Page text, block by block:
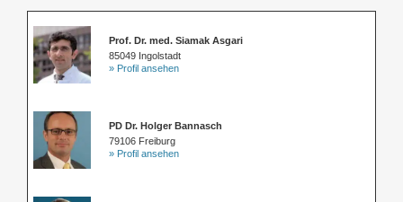
Prof. Dr. med. Siamak Asgari
85049 Ingolstadt
» Profil ansehen
PD Dr. Holger Bannasch
79106 Freiburg
» Profil ansehen